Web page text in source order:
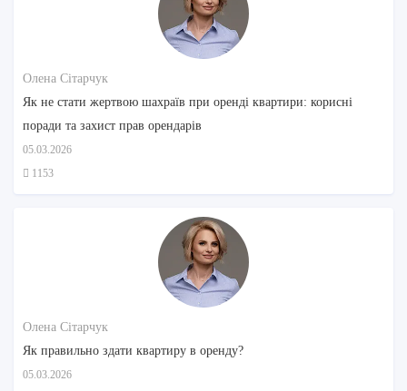
Олена Сітарчук
Як не стати жертвою шахраїв при оренді квартири: корисні
поради та захист прав орендарів
05.03.2026
1153
Олена Сітарчук
Як правильно здати квартиру в оренду?
05.03.2026